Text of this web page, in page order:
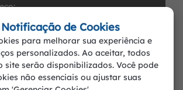
Santos Dumont, 491 Centro CEP:
000. CNPJ: 37.465.283/0001-57
Carmem-MT
Notificação de Cookies
para melhorar sua experiência e
personalizados. Ao aceitar, todos
site serão disponibilizados. Você pode
não essenciais ou ajustar suas